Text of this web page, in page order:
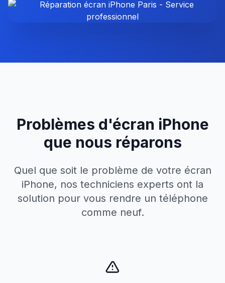
Problèmes d'écran iPhone
que nous réparons
Quel que soit le problème de votre écran
iPhone, nos techniciens experts ont la
solution pour vous rendre un téléphone
comme neuf.